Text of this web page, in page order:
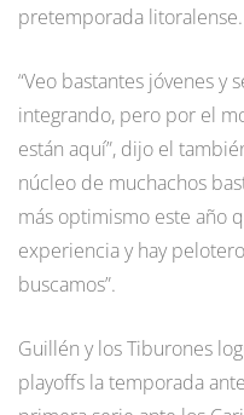
pretemporada litoralense.
“Veo bastantes jóvenes y
integrando, pero por el
están aquí”, dijo el
núcleo de muchachos
más optimismo este año
experiencia y hay
buscamos”.
Guillén y los Tiburones
playoffs la temporada